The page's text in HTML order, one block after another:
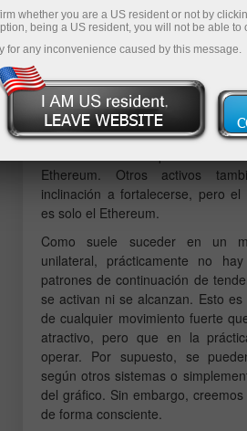
"pump" del mercado continúa.
cantidad de patrones "bajistas"
en muchas criptomonedas y de
corregirse, en la última semana
crecimiento. Además, el que más
Ethereum. Otros activos
inclinación a fortalecerse, pero
es solo el Ethereum.
Como suele suceder en un
unilateral, prácticamente no
patrones de continuación de
se activan ni se alcanzan. Esto
de cualquier movimiento fuerte
atractivo, pero que en la
operar. Por supuesto, se
según otros sistemas o
del gráfico. Sin embargo,
de forma consciente.
whether you are a US resident or not by
being a US resident, you will not be able
for any inconvenience caused by this message.